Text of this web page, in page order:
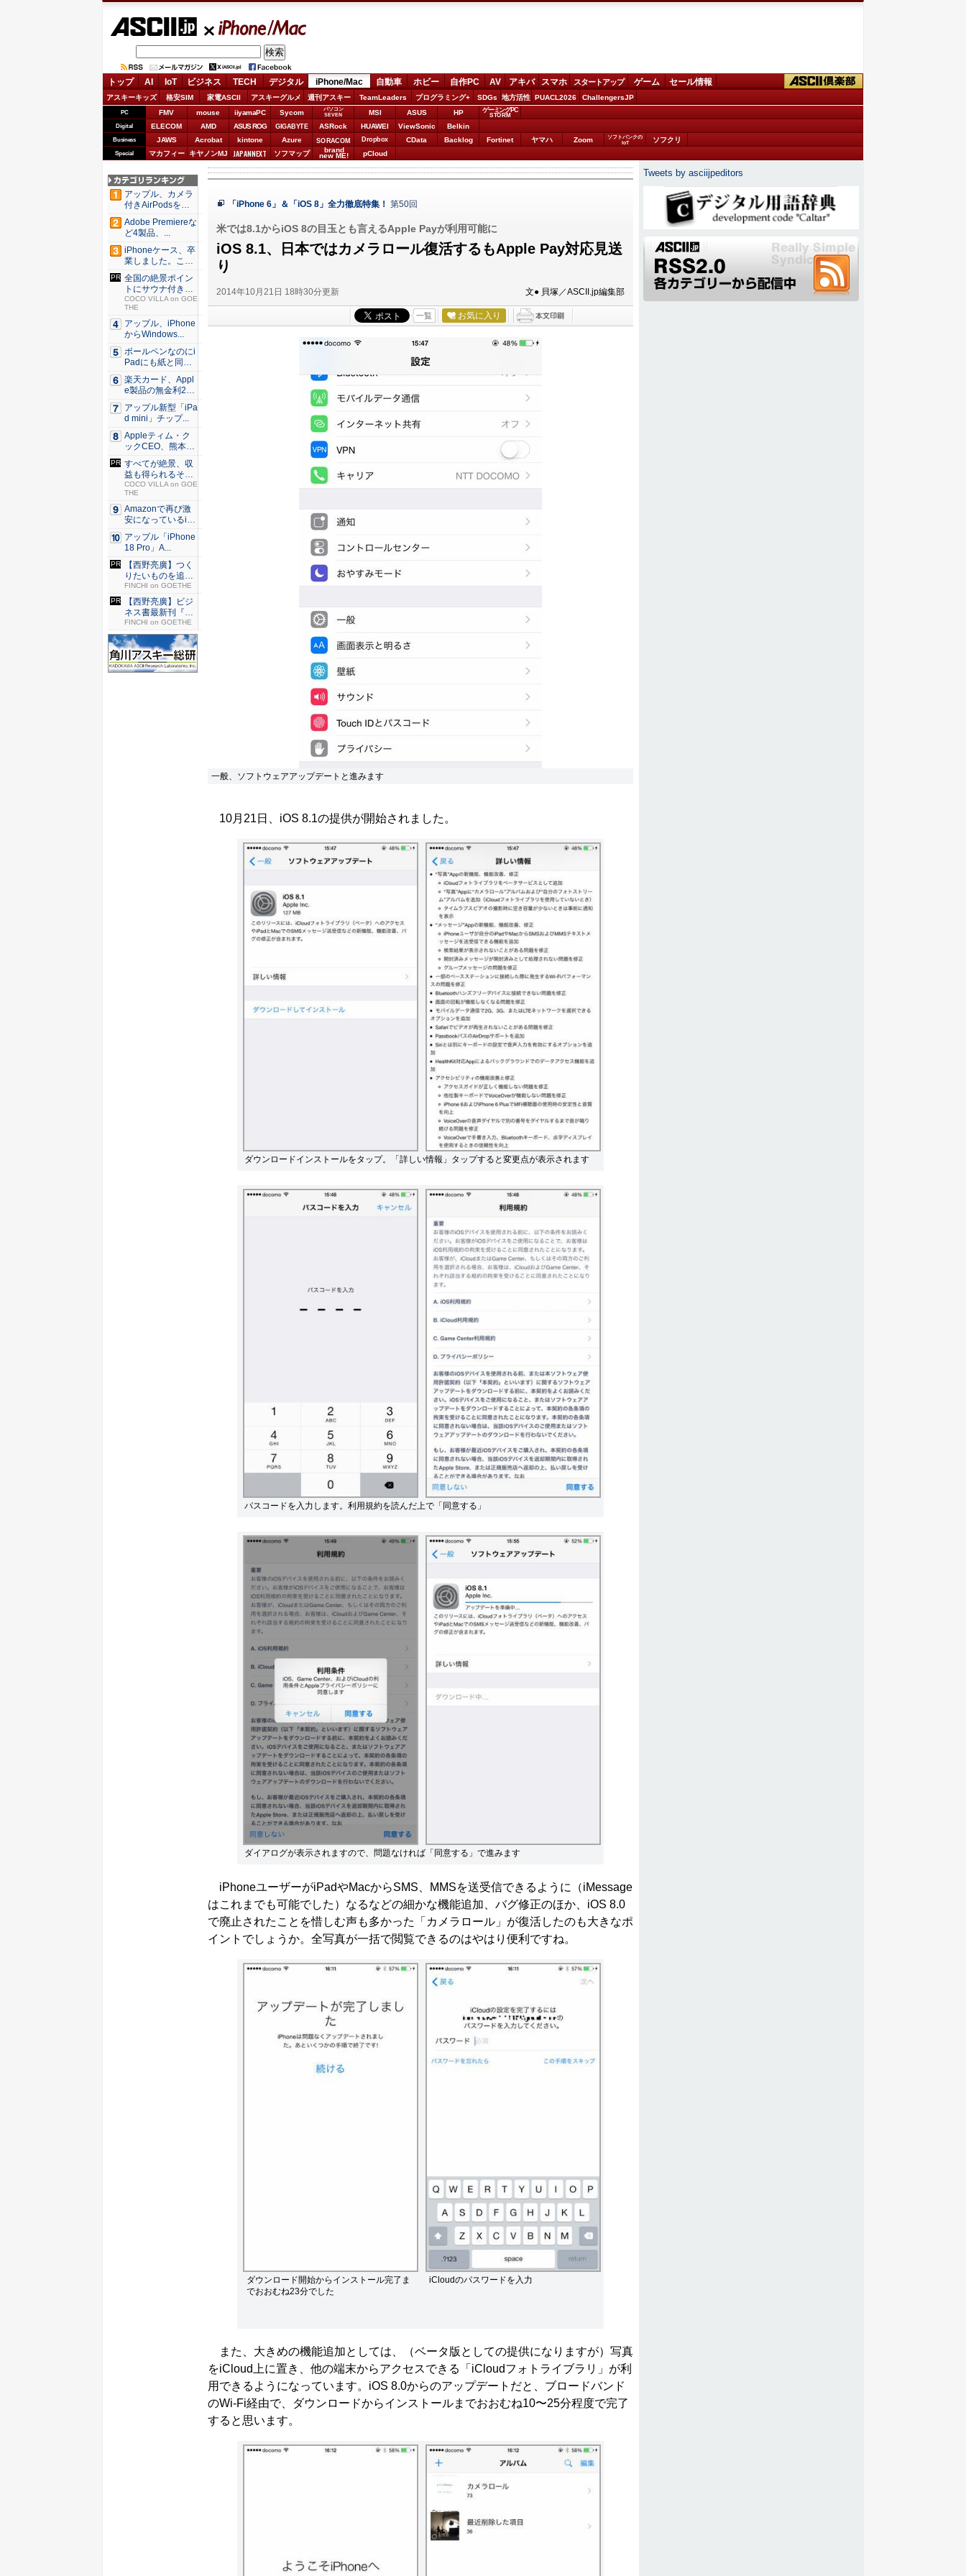
iPhone/Mac
トップ AI IoT ビジネス TECH デジタル iPhone/Mac 自動車 ホビー 自作PC AV アキバ スマホ スタートアップ ゲーム セール情報
アスキーキッズ 格安SIM 家電ASCII アスキーグルメ 週刊アスキー TeamLeaders プログラミング+ SDGs 地方活性 PUACL2026 ChallengersJP
PC FMV mouse iiyamaPC Sycom
パソコン
SEVEN
MSI ASUS HP ゲーミングPC
STORM
Digital ELECOM AMD ASUS ROG GIGABYTE ASRock HUAWEI ViewSonic Belkin
Business JAWS Acrobat kintone Azure SORACOM Dropbox CData Backlog Fortinet ヤマハ Zoom
ソフトバンクの
IoT
ソフクリ
Special マカフィー キヤノンMJ JAPANNEXT ソフマップ brand
new ME! pCloud
「iPhone 6」＆「iOS 8」全力徹底特集！ 第50回
米では8.1からiOS 8の目玉とも言えるApple Payが利用可能に
iOS 8.1、日本ではカメラロール復活するもApple Pay対応見送
り
2014年10月21日 18時30分更新 文● 貝塚／ASCII.jp編集部
一覧 お気に入り
一般、ソフトウェアアップデートと進みます
10月21日、iOS 8.1の提供が開始されました。
ダウンロードインストールをタップ。「詳しい情報」タップすると変更点が表示されます
パスコードを入力します。利用規約を読んだ上で「同意する」
ダイアログが表示されますので、問題なければ「同意する」で進みます
iPhoneユーザーがiPadやMacからSMS、MMSを送受信できるように（iMessage
はこれまでも可能でした）なるなどの細かな機能追加、バグ修正のほか、iOS 8.0
で廃止されたことを惜しむ声も多かった「カメラロール」が復活したのも大きなポ
イントでしょうか。全写真が一括で閲覧できるのはやはり便利ですね。
ダウンロード開始からインストール完了ま
でおおむね23分でした
iCloudのパスワードを入力
また、大きめの機能追加としては、（ベータ版としての提供になりますが）写真
をiCloud上に置き、他の端末からアクセスできる「iCloudフォトライブラリ」が利
用できるようになっています。iOS 8.0からのアップデートだと、ブロードバンド
のWi-Fi経由で、ダウンロードからインストールまでおおむね10〜25分程度で完了
すると思います。
アップル、カメラ
付きAirPodsを年
内...
Adobe Premiereな
ど4製品、...
iPhoneケース、卒
業しました。これ
か...
全国の絶景ポイン
トにサウナ付きの
シェア別...
COCO VILLA on GOE
THE
アップル、iPhone
からWindows...
ボールペンなのにi
Padにも紙と同じ
滑ら...
楽天カード、Appl
e製品の無金利24
回...
アップル新型「iPa
d mini」チップ...
Appleティム・ク
ックCEO、熊本に
支...
すべてが絶景、収
益も得られるその
仕組みと...
COCO VILLA on GOE
THE
Amazonで再び激
安になっているiP
h...
アップル「iPhone
18 Pro」A...
【西野亮廣】つく
りたいものを追求
できる環...
FINCHI on GOETHE
【西野亮廣】ビジ
ネス書最新刊『北
極星 僕...
FINCHI on GOETHE
Tweets by asciijpeditors